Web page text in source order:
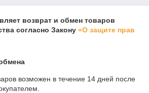
возврат и обмен товаров
согласно Закону «О защите прав
возможен в течение 14 дней после